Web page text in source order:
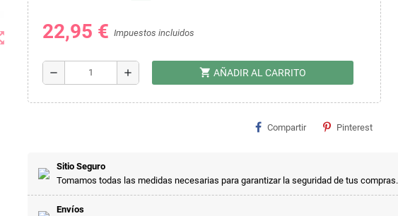
22,95 € Impuestos incluidos
remove add shopping_cart AÑADIR AL CARRITO
Compartir Pinterest
Sitio Seguro
Tomamos todas las medidas necesarias para garantizar la seguridad de tus compras.
Envíos